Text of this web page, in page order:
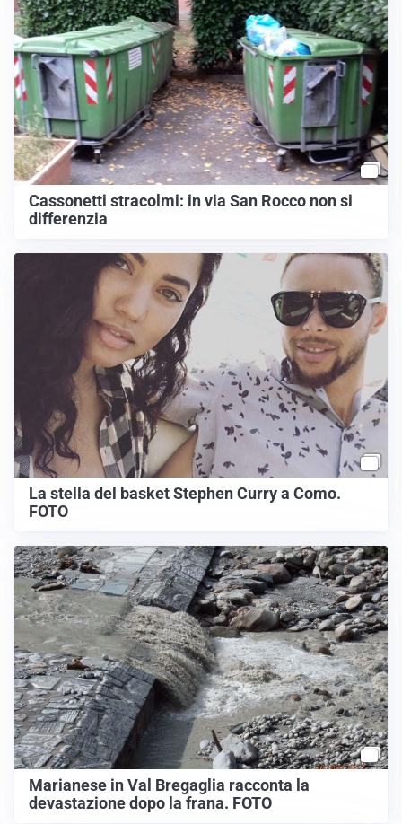
Cassonetti stracolmi: in via San Rocco non si
differenzia
La stella del basket Stephen Curry a Como.
FOTO
Marianese in Val Bregaglia racconta la
devastazione dopo la frana. FOTO